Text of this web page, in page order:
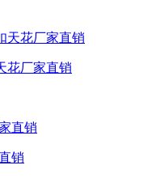
花厂家直销
销